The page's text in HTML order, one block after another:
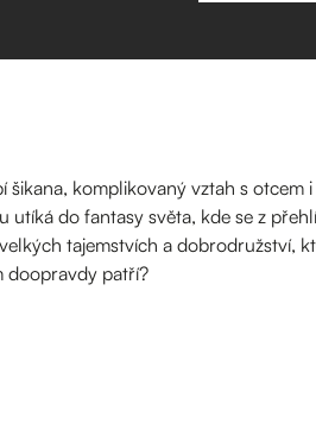
komplikovaný vztah s otcem
do fantasy světa, kde se z
tajemstvích a dobrodružství,
doopravdy patří?